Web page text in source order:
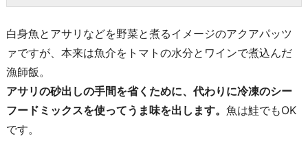
白身魚とアサリなどを野菜と煮るイメージのアクアパッツ
ァですが、本来は魚介をトマトの水分とワインで煮込んだ
漁師飯。
アサリの砂出しの手間を省くために、代わりに冷凍のシー
フードミックスを使ってうま味を出します。 魚は鮭でもOK
です。